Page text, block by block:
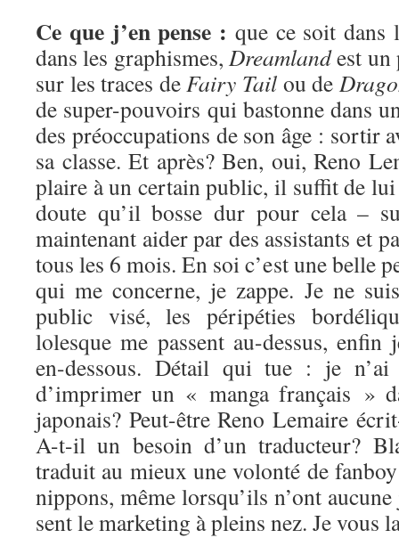
Ce que j’en pense : que ce soit dans
dans les graphismes, Dreamlandest un
sur les traces deFairy Tail ou de
de super-pouvoirs qui bastonne dans
des préoccupations de son âge : sortir
sa classe. Et après? Ben, oui, Reno
plaire à un certain public, il suffit de lui
doute qu’il bosse dur pour cela –
maintenant aider par des assistants et
tous les 6 mois. En soi c’est une belle
qui me concerne, je zappe. Je ne
public visé, les péripéties
lolesque me passent au-dessus,
en-dessous. Détail qui tue : je n’ai
d’imprimer un « manga français »
japonais? Peut-être Reno Lemaire
A-t-il un besoin d’un traducteur?
traduit au mieux une volonté de
nippons, même lorsqu’ils n’ont
sent le marketing à pleins nez. Je vous